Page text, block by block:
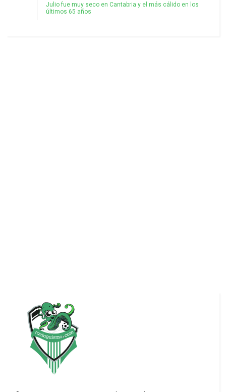
Julio fue muy seco en Cantabria y el más cálido en los
últimos 65 años